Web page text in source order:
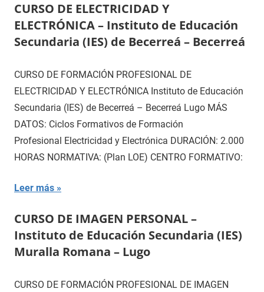
CURSO DE ELECTRICIDAD Y
ELECTRÓNICA – Instituto de Educación
Secundaria (IES) de Becerreá – Becerreá
CURSO DE FORMACIÓN PROFESIONAL DE
ELECTRICIDAD Y ELECTRÓNICA Instituto de Educación
Secundaria (IES) de Becerreá – Becerreá Lugo MÁS
DATOS: Ciclos Formativos de Formación
Profesional Electricidad y Electrónica DURACIÓN: 2.000
HORAS NORMATIVA: (Plan LOE) CENTRO FORMATIVO:
Leer más
CURSO DE IMAGEN PERSONAL –
Instituto de Educación Secundaria (IES)
Muralla Romana – Lugo
CURSO DE FORMACIÓN PROFESIONAL DE IMAGEN